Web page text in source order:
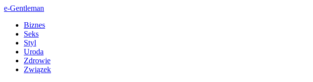
e-Gentleman
Biznes
Seks
Styl
Uroda
Zdrowie
Związek